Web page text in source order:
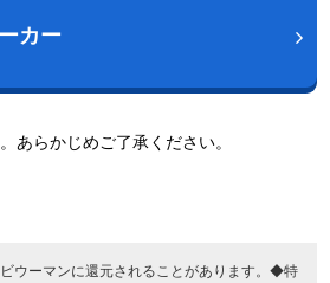
カー
らかじめご了承ください。
ウーマンに還元されることがあります。◆特